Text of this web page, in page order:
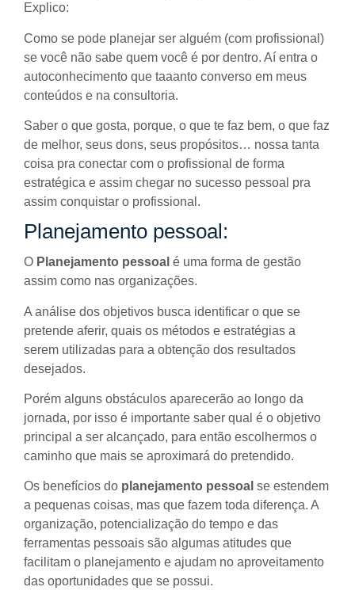
Explico:
Como se pode planejar ser alguém (com profissional)
se você não sabe quem você é por dentro. Aí entra o
autoconhecimento que taaanto converso em meus
conteúdos e na consultoria.
Saber o que gosta, porque, o que te faz bem, o que faz
de melhor, seus dons, seus propósitos… nossa tanta
coisa pra conectar com o profissional de forma
estratégica e assim chegar no sucesso pessoal pra
assim conquistar o profissional.
Planejamento pessoal:
O Planejamento pessoal é uma forma de gestão
assim como nas organizações.
A análise dos objetivos busca identificar o que se
pretende aferir, quais os métodos e estratégias a
serem utilizadas para a obtenção dos resultados
desejados.
Porém alguns obstáculos aparecerão ao longo da
jornada, por isso é importante saber qual é o objetivo
principal a ser alcançado, para então escolhermos o
caminho que mais se aproximará do pretendido.
Os benefícios do planejamento pessoal se estendem
a pequenas coisas, mas que fazem toda diferença. A
organização, potencialização do tempo e das
ferramentas pessoais são algumas atitudes que
facilitam o planejamento e ajudam no aproveitamento
das oportunidades que se possui.